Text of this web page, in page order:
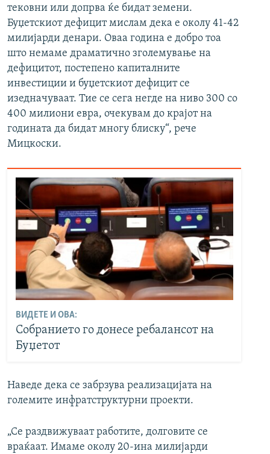
тековни или допрва ќе бидат земени.
Буџетскиот дефицит мислам дека е околу 41-42
милијарди денари. Оваа година е добро тоа
што немаме драматично зголемување на
дефицитот, постепено капиталните
инвестиции и буџетскиот дефицит се
изедначуваат. Тие се сега негде на ниво 300 со
400 милиони евра, очекувам до крајот на
годината да бидат многу блиску“, рече
Мицкоски.
ВИДЕТЕ И ОВА:
Собранието го донесе ребалансот на
Буџетот
Наведе дека се забрзува реализацијата на
големите инфратструктурни проекти.
„Се раздвижуваат работите, долговите се
враќаат. Имаме околу 20-ина милијарди